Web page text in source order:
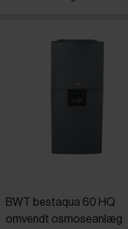
BWT bestaqua 60 HQ
omvendt osmoseanlæg